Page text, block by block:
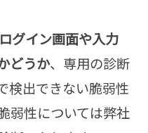
ログイン画面や入力
どうか、専用の診断
検出できない脆弱性
弱性については弊社